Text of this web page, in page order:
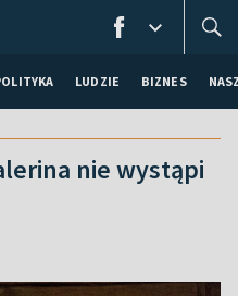
LUDZIE BIZNES
nie wystąpi